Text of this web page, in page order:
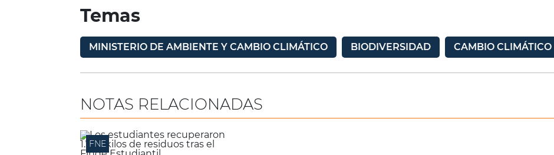
Temas
MINISTERIO DE AMBIENTE Y CAMBIO CLIMÁTICO BIODIVERSIDAD CAMBIO CLIMÁTICO
NOTAS RELACIONADAS
FNE